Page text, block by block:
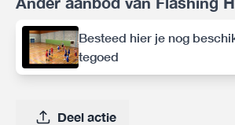
Besteed hier je nog
tegoed
Deel actie